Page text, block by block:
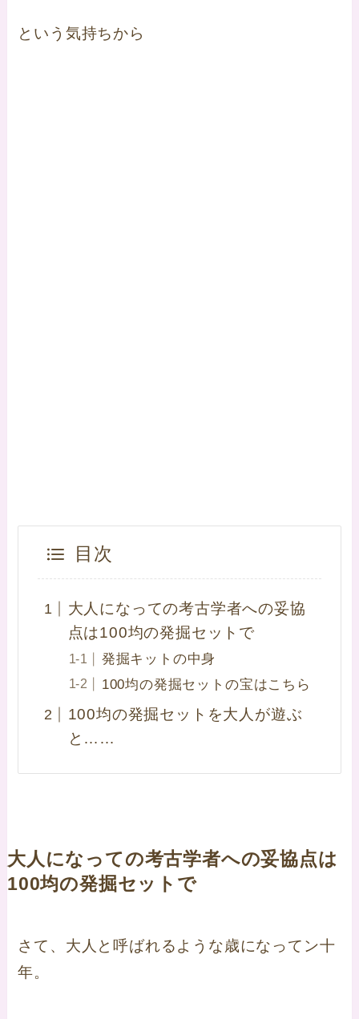
という気持ちから
目次
大人になっての考古学者への妥協
点は100均の発掘セットで
発掘キットの中身
100均の発掘セットの宝はこちら
100均の発掘セットを大人が遊ぶ
と……
大人になっての考古学者への妥協点は
100均の発掘セットで
さて、大人と呼ばれるような歳になってン十
年。